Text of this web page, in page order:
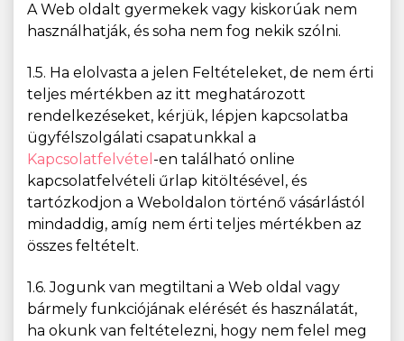
A Web oldalt gyermekek vagy kiskorúak nem
használhatják, és soha nem fog nekik szólni.
1.5. Ha elolvasta a jelen Feltételeket, de nem érti
teljes mértékben az itt meghatározott
rendelkezéseket, kérjük, lépjen kapcsolatba
ügyfélszolgálati csapatunkkal a
Kapcsolatfelvétel -en található online
kapcsolatfelvételi űrlap kitöltésével, és
tartózkodjon a Weboldalon történő vásárlástól
mindaddig, amíg nem érti teljes mértékben az
összes feltételt.
1.6. Jogunk van megtiltani a Web oldal vagy
bármely funkciójának elérését és használatát,
ha okunk van feltételezni, hogy nem felel meg